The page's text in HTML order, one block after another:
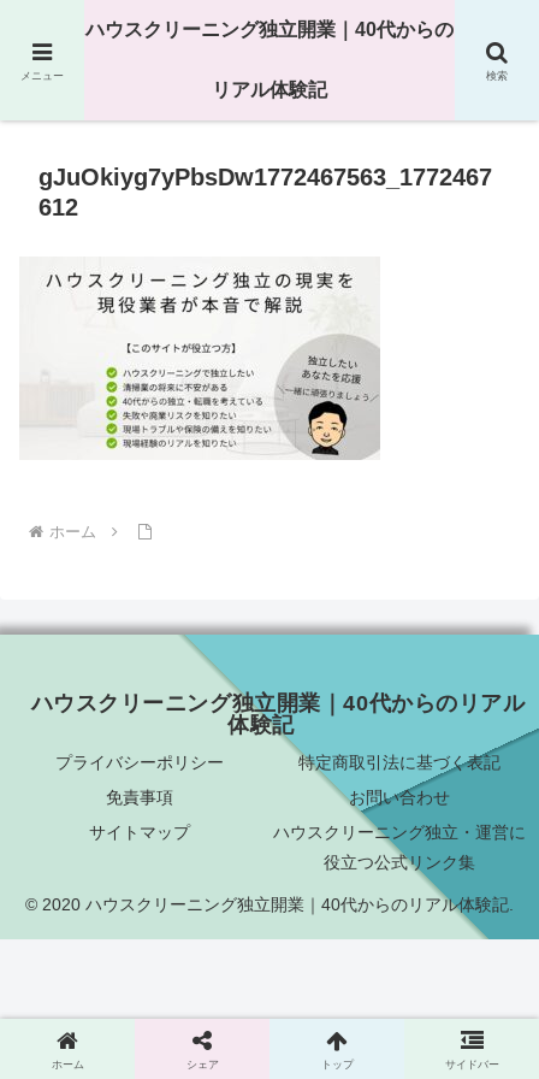
25年以上の現場経験をもとにハウスクリーニング独立の現実
gJuOkiyg7yPbsDw1772467563_1772467
612
ホーム
ハウスクリーニング独立開業｜40代からのリアル
体験記
プライバシーポリシー
特定商取引法に基づく表記
免責事項
お問い合わせ
サイトマップ
ハウスクリーニング独立・運営に
役立つ公式リンク集
© 2020 ハウスクリーニング独立開業｜40代からのリアル体験記.
メニュー
ハウスクリーニング独立開業｜40代からの
リアル体験記
検索
ホーム シェア トップ サイドバー